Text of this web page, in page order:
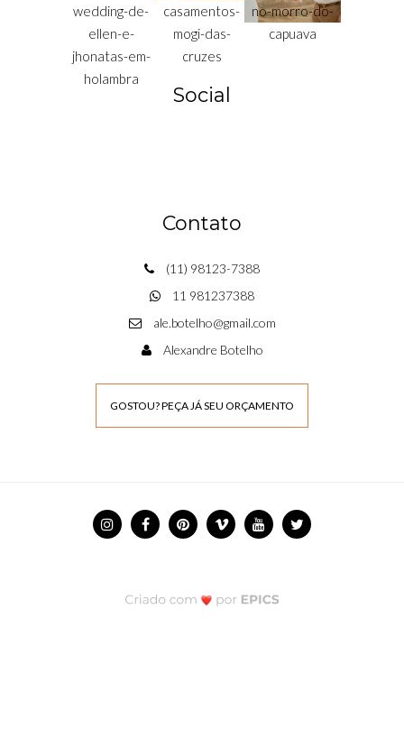
Social
Contato
(11) 98123-7388
11 981237388
ale.botelho@gmail.com
Alexandre Botelho
GOSTOU? PEÇA JÁ SEU ORÇAMENTO